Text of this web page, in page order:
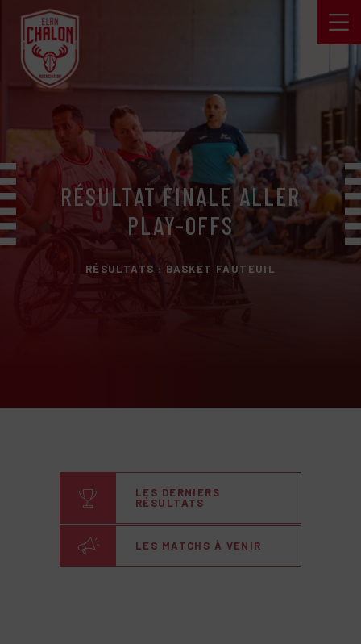
RÉSULTAT FINALE ALLER
PLAY-OFFS
RÉSULTATS : BASKET FAUTEUIL
LES DERNIERS
RÉSULTATS
LES MATCHS À VENIR